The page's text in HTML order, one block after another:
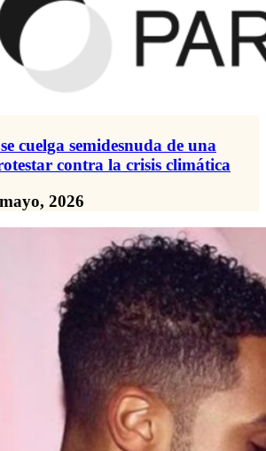
cuelga semidesnuda de una
contra la crisis climática
2026